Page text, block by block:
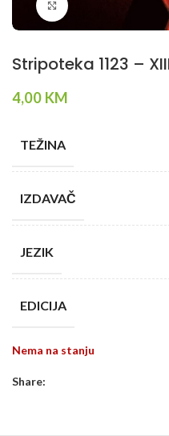
Stripoteka 1123 –
4,00 KM
TEŽINA
IZDAVAČ
JEZIK
EDICIJA
Nema na stanju
Share: